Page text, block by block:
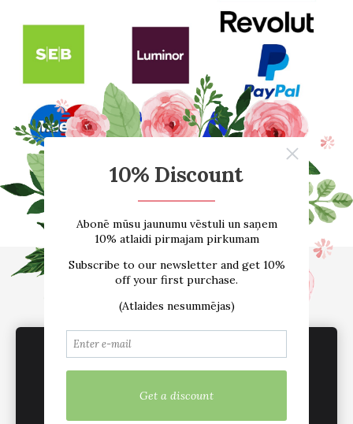
E-VEIKALS
Par mums
Atsauksmes
Blogs
Izmēru tabula
Kontakti
Piegāde
Noteikumi
Customize